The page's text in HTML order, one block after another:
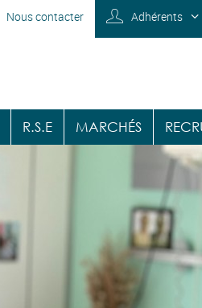
Nous contacter Adhérents
R.S.E MARCHÉS